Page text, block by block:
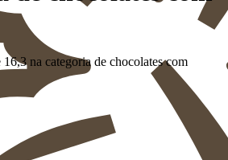
na categoria de chocolates com